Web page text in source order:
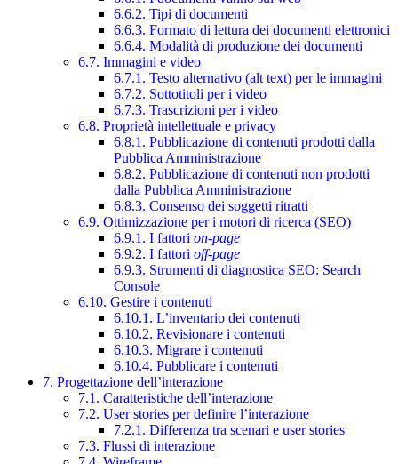
6.6.2. Tipi di documenti
6.6.3. Formato di lettura dei documenti elettronici
6.6.4. Modalità di produzione dei documenti
6.7. Immagini e video
6.7.1. Testo alternativo (alt text) per le immagini
6.7.2. Sottotitoli per i video
6.7.3. Trascrizioni per i video
6.8. Proprietà intellettuale e privacy
6.8.1. Pubblicazione di contenuti prodotti dalla
Pubblica Amministrazione
6.8.2. Pubblicazione di contenuti non prodotti
dalla Pubblica Amministrazione
6.8.3. Consenso dei soggetti ritratti
6.9. Ottimizzazione per i motori di ricerca (SEO)
6.9.1. I fattori on-page
6.9.2. I fattori off-page
6.9.3. Strumenti di diagnostica SEO: Search
Console
6.10. Gestire i contenuti
6.10.1. L’inventario dei contenuti
6.10.2. Revisionare i contenuti
6.10.3. Migrare i contenuti
6.10.4. Pubblicare i contenuti
7. Progettazione dell’interazione
7.1. Caratteristiche dell’interazione
7.2. User stories per definire l’interazione
7.2.1. Differenza tra scenari e user stories
7.3. Flussi di interazione